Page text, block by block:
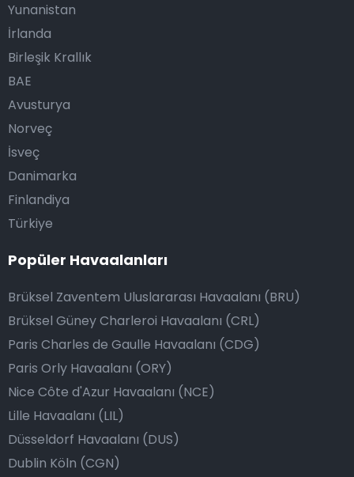
Yunanistan
İrlanda
Birleşik Krallık
BAE
Avusturya
Norveç
İsveç
Danimarka
Finlandiya
Türkiye
Popüler Havaalanları
Brüksel Zaventem Uluslararası Havaalanı (BRU)
Brüksel Güney Charleroi Havaalanı (CRL)
Paris Charles de Gaulle Havaalanı (CDG)
Paris Orly Havaalanı (ORY)
Nice Côte d'Azur Havaalanı (NCE)
Lille Havaalanı (LIL)
Düsseldorf Havaalanı (DUS)
Dublin Köln (CGN)